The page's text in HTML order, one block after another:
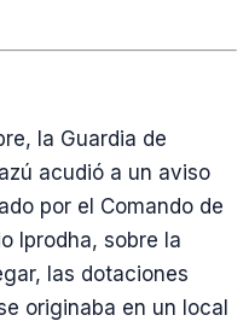
la Guardia de
acudió a un aviso
por el Comando de
Iprodha, sobre la
las dotaciones
originaba en un local